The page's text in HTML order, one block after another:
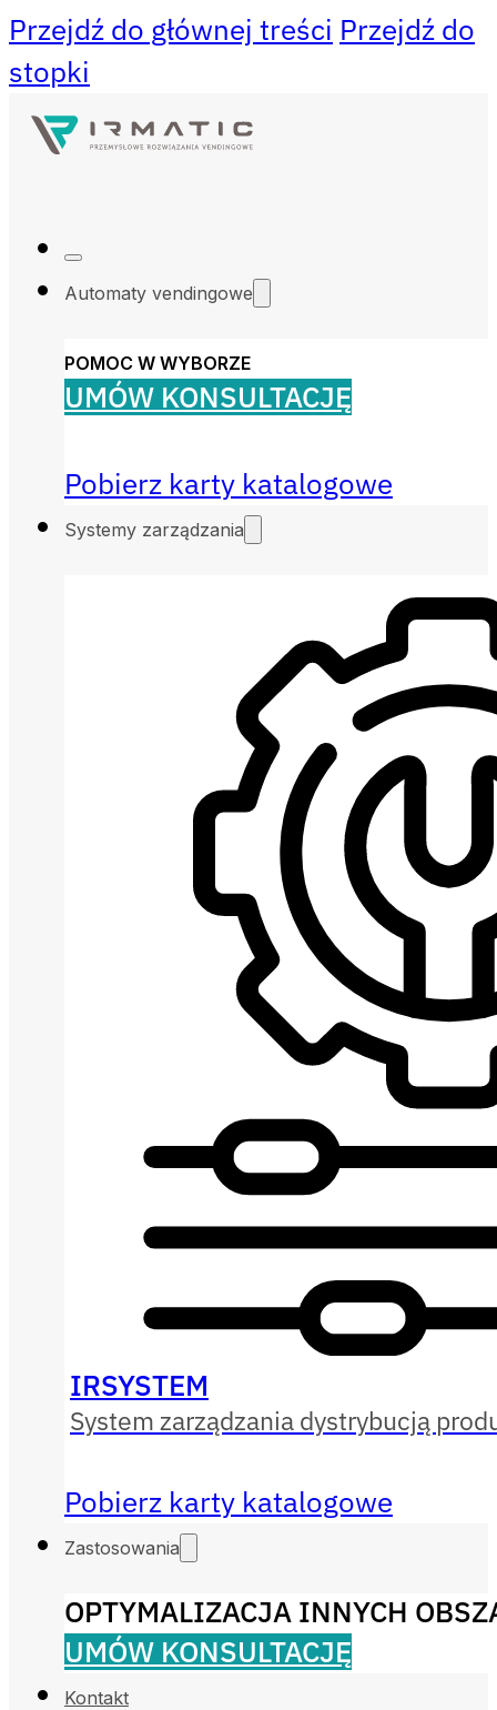
Przejdź do głównej treści Przejdź do
stopki
Automaty vendingowe
POMOC W WYBORZE
UMÓW KONSULTACJĘ
Pobierz karty katalogowe
Systemy zarządzania
IRSYSTEM
System zarządzania dystrybucją
Pobierz karty katalogowe
Zastosowania
OPTYMALIZACJA INNYCH
UMÓW KONSULTACJĘ
Kontakt